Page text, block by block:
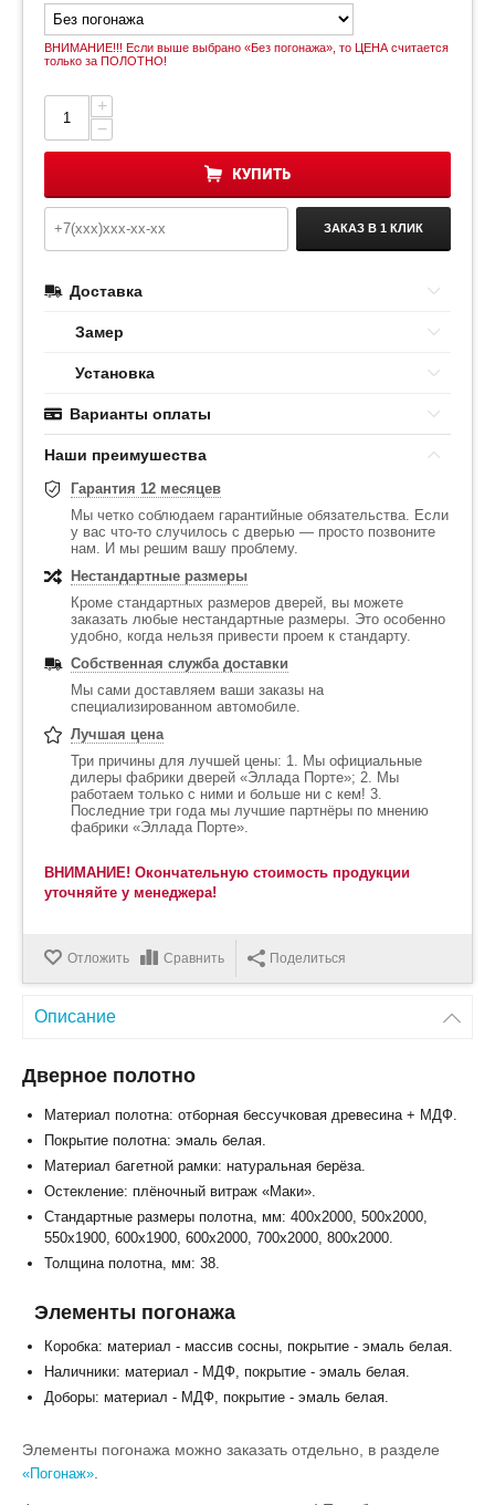
ВНИМАНИЕ!!! Если выше выбрано «Без погонажа», то ЦЕНА считается
только за ПОЛОТНО!
+
−
КУПИТЬ
ЗАКАЗ В 1 КЛИК
Доставка
Замер
Установка
Варианты оплаты
Наши преимушества
Гарантия 12 месяцев
Мы четко соблюдаем гарантийные обязательства. Если
у вас что-то случилось с дверью — просто позвоните
нам. И мы решим вашу проблему.
Нестандартные размеры
Кроме стандартных размеров дверей, вы можете
заказать любые нестандартные размеры. Это особенно
удобно, когда нельзя привести проем к стандарту.
Собственная служба доставки
Мы сами доставляем ваши заказы на
специализированном автомобиле.
Лучшая цена
Три причины для лучшей цены: 1. Мы официальные
дилеры фабрики дверей «Эллада Порте»; 2. Мы
работаем только с ними и больше ни с кем! 3.
Последние три года мы лучшие партнёры по мнению
фабрики «Эллада Порте».
ВНИМАНИЕ! Окончательную стоимость продукции
уточняйте у менеджера!
Отложить Сравнить Поделиться
Описание
Дверное полотно
Материал полотна: отборная бессучковая древесина + МДФ.
Покрытие полотна: эмаль белая.
Материал багетной рамки: натуральная берёза.
Остекление: плёночный витраж «Маки».
Стандартные размеры полотна, мм: 400x2000, 500x2000,
550x1900, 600x1900, 600x2000, 700x2000, 800x2000.
Толщина полотна, мм: 38.
Элементы погонажа
Коробка: материал - массив сосны, покрытие - эмаль белая.
Наличники: материал - МДФ, покрытие - эмаль белая.
Доборы: материал - МДФ, покрытие - эмаль белая.
Элементы погонажа можно заказать отдельно, в разделе
«Погонаж»